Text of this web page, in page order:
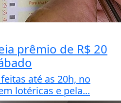
prêmio de R$ 20
até as 20h, no
lotéricas e pela...